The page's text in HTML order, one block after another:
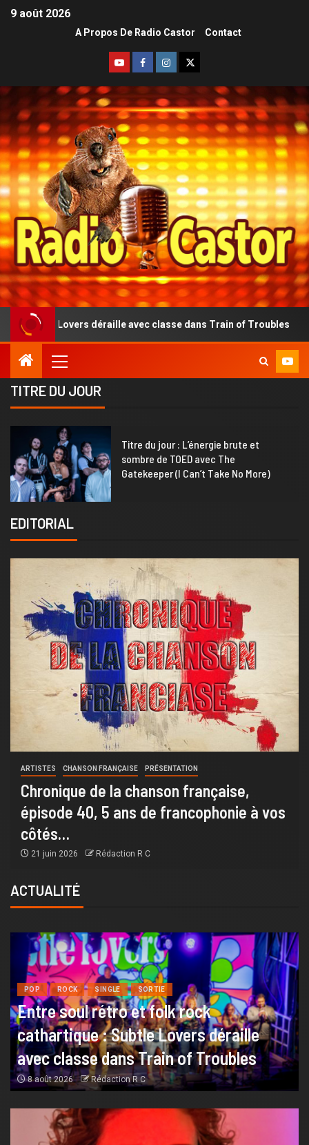
9 août 2026
A Propos De Radio Castor Contact
avec classe dans Train of Troubles Une
TITRE DU JOUR
Titre du jour : L’énergie brute et
sombre de TOED avec The
Gatekeeper (I Can’t Take No More)
EDITORIAL
ARTISTES AUTEUR PRÉSENTATION SORTIE
De « Révolution » au « Mirage
Européen » : Quand la plume de Fox
Nigon passe du micro à l’essai politique
19 mai 2026 Rédaction R C
ACTUALITÉ
POP ROCK SINGLE SORTIE
Entre soul rétro et folk rock
cathartique : Subtle Lovers déraille
avec classe dans Train of Troubles
8 août 2026 Rédaction R C